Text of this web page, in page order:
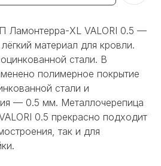
Ламонтерра-XL VALORI 0.5 —
материал для кровли.
стали. В
полимерное покрытие
стали и
— 0.5 мм. Металлочерепица
0.5 прекрасно подходит
так и для